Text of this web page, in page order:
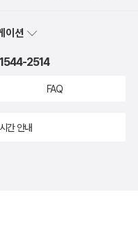
이션
1544-2514
FAQ
간 안내